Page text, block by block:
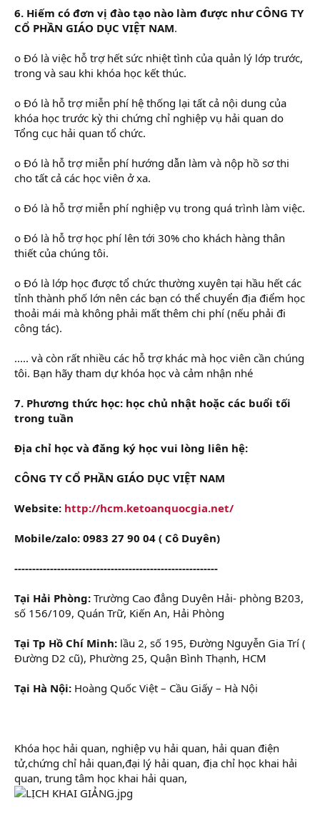
6. Hiếm có đơn vị đào tạo nào làm được như CÔNG TY
CỔ PHẦN GIÁO DỤC VIỆT NAM.
o Đó là việc hỗ trợ hết sức nhiệt tình của quản lý lớp trước,
trong và sau khi khóa học kết thúc.
o Đó là hỗ trợ miễn phí hệ thống lại tất cả nội dung của
khóa học trước kỳ thi chứng chỉ nghiệp vụ hải quan do
Tổng cục hải quan tổ chức.
o Đó là hỗ trợ miễn phí hướng dẫn làm và nộp hồ sơ thi
cho tất cả các học viên ở xa.
o Đó là hỗ trợ miễn phí nghiệp vụ trong quá trình làm việc.
o Đó là hỗ trợ học phí lên tới 30% cho khách hàng thân
thiết của chúng tôi.
o Đó là lớp học được tổ chức thường xuyên tại hầu hết các
tỉnh thành phố lớn nên các bạn có thể chuyển địa điểm học
thoải mái mà không phải mất thêm chi phí (nếu phải đi
công tác).
..... và còn rất nhiều các hỗ trợ khác mà học viên cần chúng
tôi. Bạn hãy tham dự khóa học và cảm nhận nhé
7. Phương thức học: học chủ nhật hoặc các buổi tối
trong tuần
Địa chỉ học và đăng ký học vui lòng liên hệ:
CÔNG TY CỔ PHẦN GIÁO DỤC VIỆT NAM
Website: http://hcm.ketoanquocgia.net/
Mobile/zalo: 0983 27 90 04 ( Cô Duyên)
---------------------------------------------------------
Tại Hải Phòng: Trường Cao đẳng Duyên Hải- phòng B203,
số 156/109, Quán Trữ, Kiến An, Hải Phòng
Tại Tp Hồ Chí Minh: lầu 2, số 195, Đường Nguyễn Gia Trí (
Đường D2 cũ), Phường 25, Quận Bình Thạnh, HCM
Tại Hà Nội: Hoàng Quốc Việt – Cầu Giấy – Hà Nội
Khóa học hải quan, nghiệp vụ hải quan, hải quan điện
tử,chứng chỉ hải quan,đại lý hải quan, địa chỉ học khai hải
quan, trung tâm học khai hải quan,